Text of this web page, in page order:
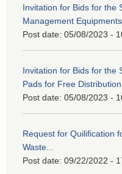
Invitation for Bids for the
Management Equipments
Post date: 05/08/2023 -
Invitation for Bids for the
Pads for Free Distribution
Post date: 05/08/2023 -
Request for Quilification
Waste...
Post date: 09/22/2022 -